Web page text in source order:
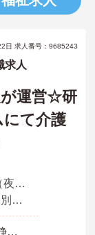
日 求人番号：9685243
求人
が運営☆研
て介護
月収 26.8万円～以上（夜勤5回分・諸手当込み）
年収 322万円～以上（別途賞与付与）
京都府 京都市左京区 静市市原町743-4